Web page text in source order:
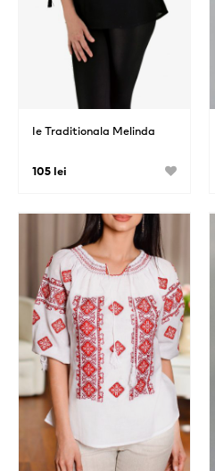
Ie Traditionala Melinda
105 lei